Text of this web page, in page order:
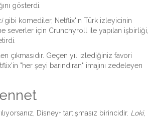
gösterdi.
gibi komediler, Netflix'in Türk izleyicinin
severler için Crunchyroll ile yapılan işbirliği,
çıkmasıdır. Geçen yıl izlediğiniz favori
"her şeyi barındıran" imajını zedeleyen
Disney+ tartışmasız birincidir. Loki,